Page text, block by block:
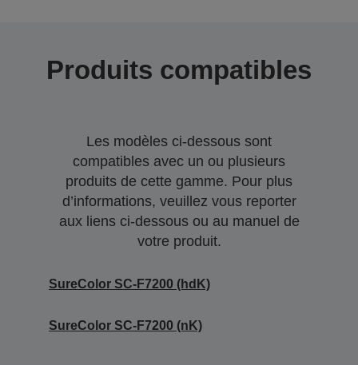
Produits compatibles
Les modèles ci-dessous sont
compatibles avec un ou plusieurs
produits de cette gamme. Pour plus
d’informations, veuillez vous reporter
aux liens ci-dessous ou au manuel de
votre produit.
SureColor SC-F7200 (hdK)
SureColor SC-F7200 (nK)